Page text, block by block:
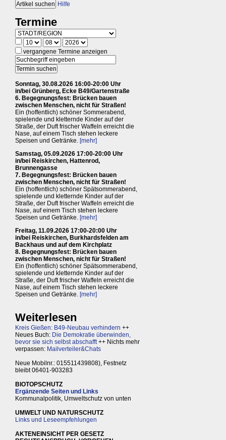
Hilfe
Termine
vergangene Termine anzeigen
Sonntag, 30.08.2026 16:00-20:00 Uhr
in/bei Grünberg, Ecke B49/Gartenstraße
6. Begegnungsfest: Brücken bauen
zwischen Menschen, nicht für Straßen!
Ein (hoffentlich) schöner Sommerabend,
spielende und kletternde Kinder auf der
Straße, der Duft frischer Waffeln erreicht die
Nase, auf einem Tisch stehen leckere
Speisen und Getränke. [mehr]
Samstag, 05.09.2026 17:00-20:00 Uhr
in/bei Reiskirchen, Hattenrod,
Brunnengasse
7. Begegnungsfest: Brücken bauen
zwischen Menschen, nicht für Straßen!
Ein (hoffentlich) schöner Spätsommerabend,
spielende und kletternde Kinder auf der
Straße, der Duft frischer Waffeln erreicht die
Nase, auf einem Tisch stehen leckere
Speisen und Getränke. [mehr]
Freitag, 11.09.2026 17:00-20:00 Uhr
in/bei Reiskirchen, Burkhardsfelden am
Backhaus und auf dem Kirchplatz
8. Begegnungsfest: Brücken bauen
zwischen Menschen, nicht für Straßen!
Ein (hoffentlich) schöner Spätsommerabend,
spielende und kletternde Kinder auf der
Straße, der Duft frischer Waffeln erreicht die
Nase, auf einem Tisch stehen leckere
Speisen und Getränke. [mehr]
Weiterlesen
Kreis Gießen: B49-Neubau verhindern ++
Neues Buch: Die Demokratie überwinden,
bevor sie sich selbst abschafft++ Nichts mehr
verpassen: Mailverteiler&Chats
Neue Mobilnr.: 015511439808), Festnetz
bleibt 06401-903283
BIOTOPSCHUTZ
Ergänzende Seiten und Links
Kommunalpolitik, Umweltschutz von unten
UMWELT UND NATURSCHUTZ
Links und Leseempfehlungen
AKTENEINSICHT PER GESETZ